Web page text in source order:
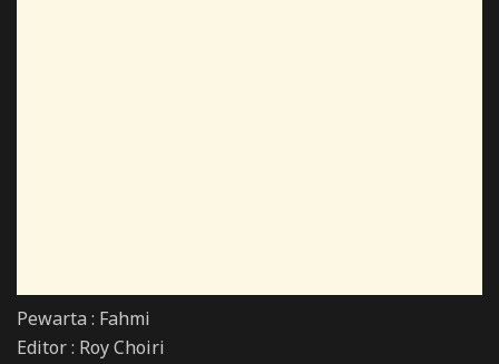
Pewarta : Fahmi
Editor : Roy Choiri